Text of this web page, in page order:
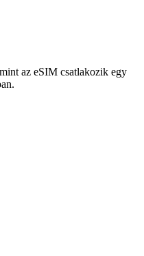
az eSIM csatlakozik egy